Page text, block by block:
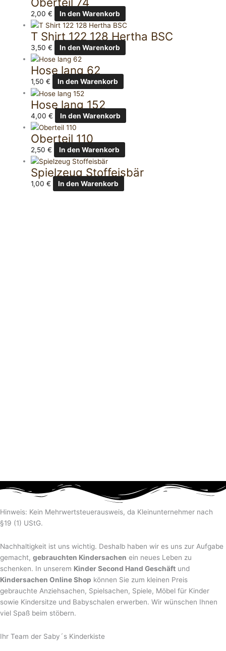
2,00€ In den Warenkorb
T Shirt 122 128 Hertha BSC
3,50€ In den Warenkorb
Hose lang 62
1,50€ In den Warenkorb
Hose lang 152
4,00€ In den Warenkorb
Oberteil 110
2,50€ In den Warenkorb
Spielzeug Stoffeisbär
1,00€ In den Warenkorb
Hinweis: Kein Mehrwertsteuerausweis, da Kleinunternehmer nach
§19 (1) UStG.
Nachhaltigkeit ist uns wichtig. Deshalb haben wir es uns zur Aufgabe
gemacht, gebrauchten Kindersachen ein neues Leben zu
schenken. In unserem Kinder Second Hand Geschäft und
Kindersachen Online Shop können Sie zum kleinen Preis
gebrauchte Anziehsachen, Spiel­sachen, Spiele, Möbel für Kinder
sowie Kindersitze und Babyschalen erwerben. Wir wünschen Ihnen
viel Spaß beim stöbern.
Ihr Team der Saby´s Kinderkiste